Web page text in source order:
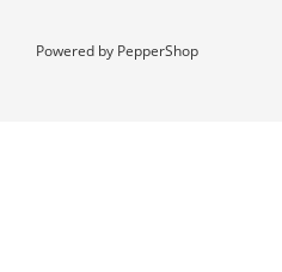
Powered by PepperShop